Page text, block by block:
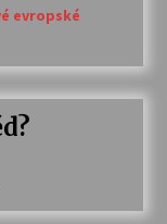
evropské